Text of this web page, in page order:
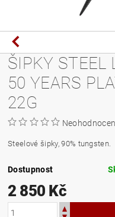
ŠIPKY STEEL
50 YEARS
22G
Steelové šipky, 90% tungsten.
Dostupnost
2 850 Kč